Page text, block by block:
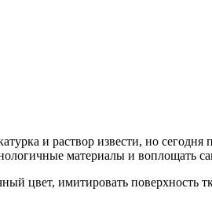
и раствор извести, но сегодня
материалы и воплощать
цвет, имитировать поверхность